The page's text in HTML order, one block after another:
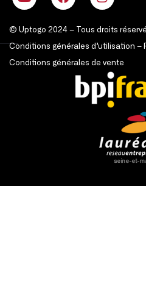
© Uptogo 2024 – Tous droits
Conditions générales d’utilisation –
Conditions générales de vente